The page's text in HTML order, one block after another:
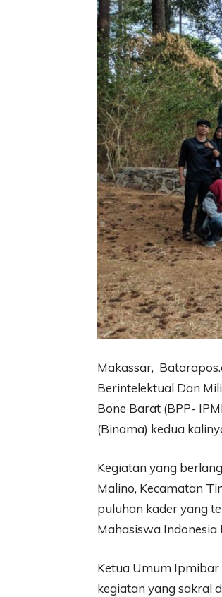
Makassar,
Berintelektual Dan
Bone Barat (BPP-
(Binama) kedua
Kegiatan yang
Malino, Kecamatan
puluhan kader yang
Mahasiswa Indonesia
Ketua Umum Ipmibar
kegiatan yang sakral